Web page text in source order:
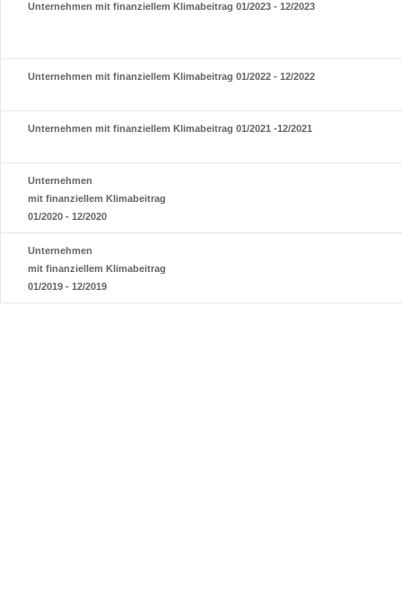
Unternehmen mit finanziellem Klimabeitrag 01/2023 - 12/2023
Unternehmen mit finanziellem Klimabeitrag 01/2022 - 12/2022
Unternehmen mit finanziellem Klimabeitrag 01/2021 -12/2021
Unternehmen
mit finanziellem Klimabeitrag
01/2020 - 12/2020
Unternehmen
mit finanziellem Klimabeitrag
01/2019 - 12/2019